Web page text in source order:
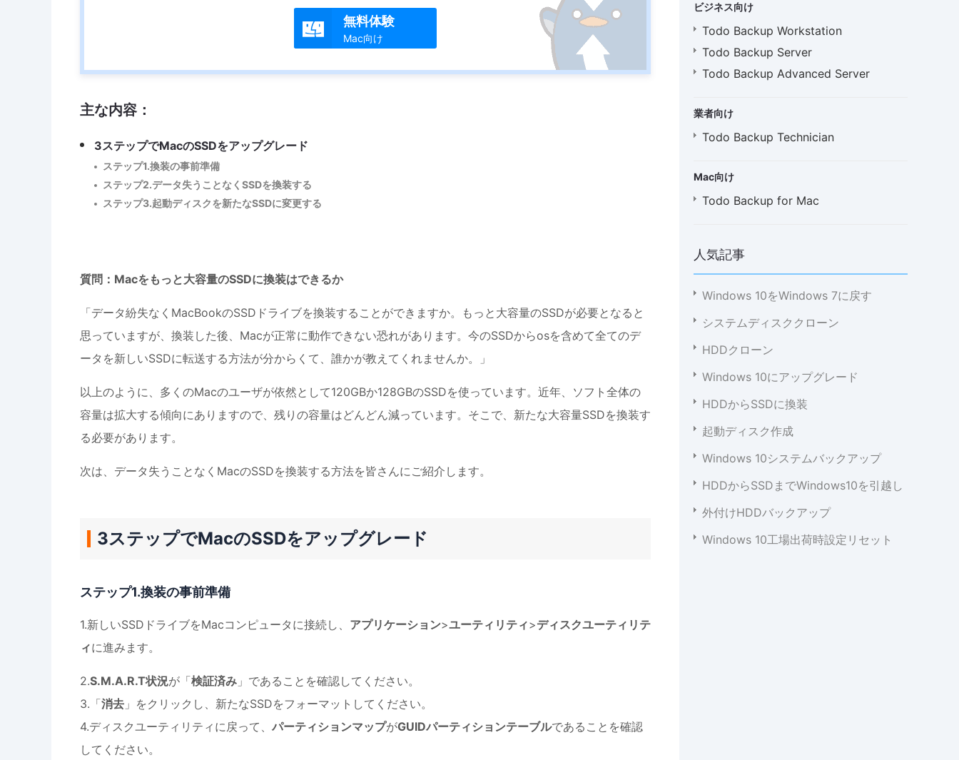

無料体験
Mac向け
主な内容：
3ステップでMacのSSDをアップグレード
ステップ1.換装の事前準備
ステップ2.データ失うことなくSSDを換装する
ステップ3.起動ディスクを新たなSSDに変更する
質問：Macをもっと大容量のSSDに換装はできるか
「データ紛失なくMacBookのSSDドライブを換装することができますか。もっと大容量のSSDが必要となると
思っていますが、換装した後、Macが正常に動作できない恐れがあります。今のSSDからosを含めて全てのデ
ータを新しいSSDに転送する方法が分からくて、誰かが教えてくれませんか。」
以上のように、多くのMacのユーザが依然として120GBか128GBのSSDを使っています。近年、ソフト全体の
容量は拡大する傾向にありますので、残りの容量はどんどん減っています。そこで、新たな大容量SSDを換装す
る必要があります。
次は、データ失うことなくMacのSSDを換装する方法を皆さんにご紹介します。
3ステップでMacのSSDをアップグレード
ステップ1.換装の事前準備
1.新しいSSDドライブをMacコンピュータに接続し、 アプリケーション>ユーティリティ>ディスクユーティリテ
ィに進みます。
2.S.M.A.R.T状況が「検証済み 」であることを確認してください。
3.「消去 」をクリックし、新たなSSDをフォーマットしてください。
4.ディスクユーティリティに戻って、 パーティションマップがGUIDパーティションテーブルであることを確認
してください。
ビジネス向け
Todo Backup Workstation
Todo Backup Server
Todo Backup Advanced Server
業者向け
Todo Backup Technician
Mac向け
Todo Backup for Mac
人気記事
Windows 10をWindows 7に戻す
システムディスククローン
HDDクローン
Windows 10にアップグレード
HDDからSSDに換装
起動ディスク作成
Windows 10システムバックアップ
HDDからSSDまでWindows10を引越し
外付けHDDバックアップ
Windows 10工場出荷時設定リセット